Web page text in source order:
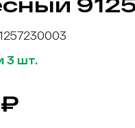
3 шт.